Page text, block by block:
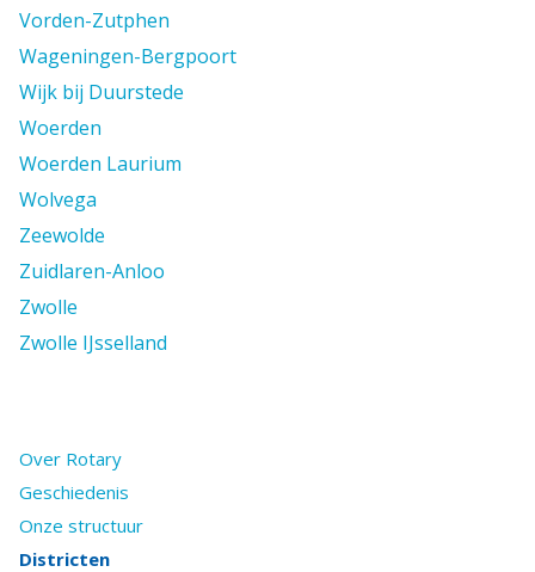
Vorden-Zutphen
Wageningen-Bergpoort
Wijk bij Duurstede
Woerden
Woerden Laurium
Wolvega
Zeewolde
Zuidlaren-Anloo
Zwolle
Zwolle IJsselland
Over Rotary
Geschiedenis
Onze structuur
Districten